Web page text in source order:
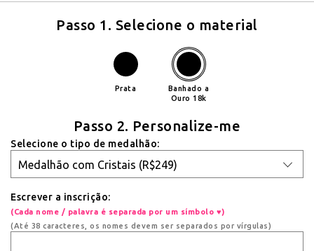
Passo 1. Selecione o material
Prata
Banhado a
Ouro 18k
Passo 2. Personalize-me
Selecione o tipo de medalhão:
Escrever a inscrição:
(Cada nome / palavra é separada por um símbolo ♥)
(Até 38 caracteres, os nomes devem ser separados por vírgulas)